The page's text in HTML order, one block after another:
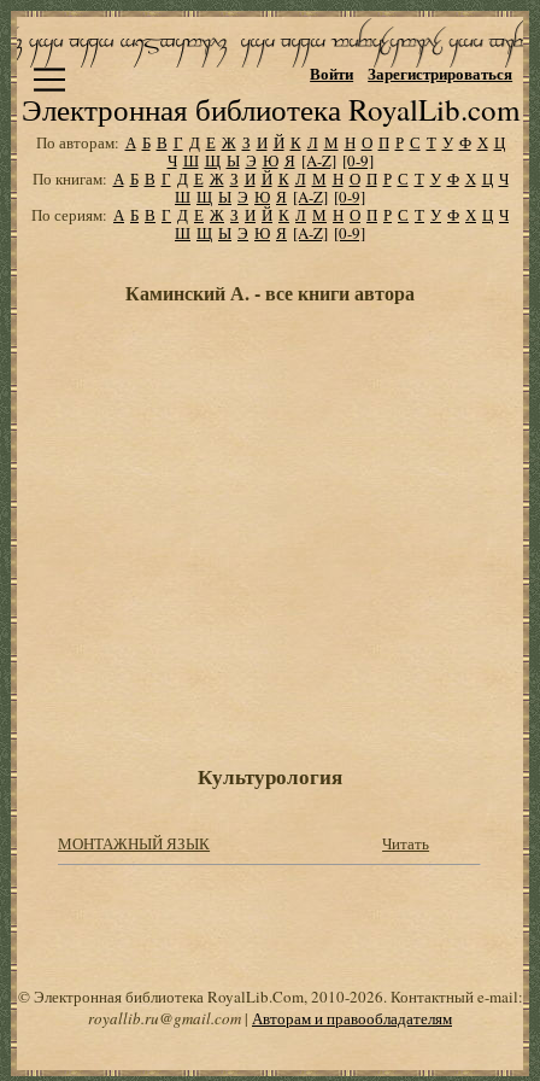
Электронная библиотека RoyalLib.com
Войти Зарегистрироваться
По авторам: А Б В Г Д Е Ж З И Й К Л М Н О П Р С Т У Ф Х Ц
Ч Ш Щ Ы Э Ю Я [A-Z] [0-9]
По книгам: А Б В Г Д Е Ж З И Й К Л М Н О П Р С Т У Ф Х Ц Ч
Ш Щ Ы Э Ю Я [A-Z] [0-9]
По сериям: А Б В Г Д Е Ж З И Й К Л М Н О П Р С Т У Ф Х Ц Ч
Ш Щ Ы Э Ю Я [A-Z] [0-9]
Каминский А. - все книги автора
Культурология
МОНТАЖНЫЙ ЯЗЫК Читать
© Электронная библиотека RoyalLib.Com, 2010-2026. Контактный e-mail:
royallib.ru@gmail.com| Авторам и правообладателям